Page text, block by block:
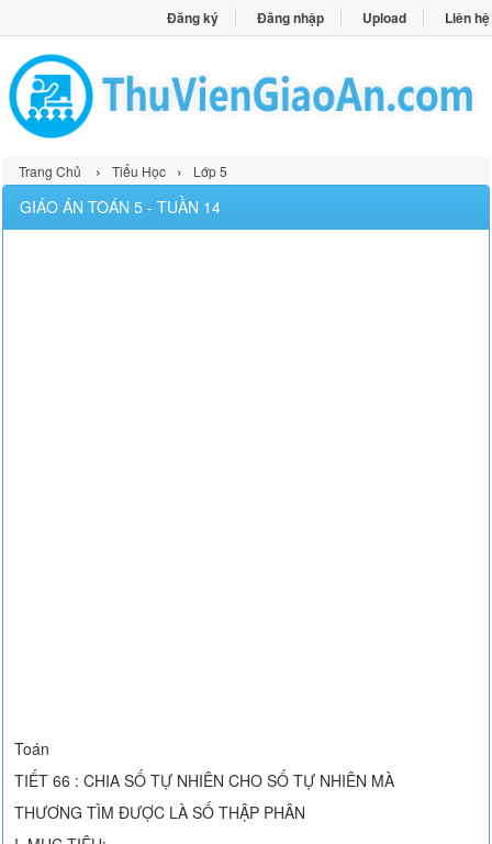
Đăng ký Đăng nhập Upload Liên hệ
Trang Chủ › Tiểu Học › Lớp 5
GIÁO ÁN TOÁN 5 - TUẦN 14
Toán
TIẾT 66 : CHIA SỐ TỰ NHIÊN CHO SỐ TỰ NHIÊN MÀ
THƯƠNG TÌM ĐƯỢC LÀ SỐ THẬP PHÂN